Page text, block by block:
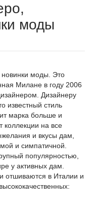
моды
новинки моды. Это
Милане в году 2006
Дизайнеру
известный стиль
марка больше и
коллекции на все
и вкусы дам,
и симпатичной.
популярностью,
у активных дам.
отшиваются в Италии и